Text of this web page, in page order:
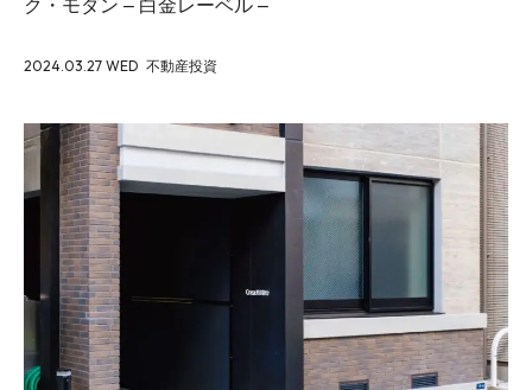
2024.03.27 WED 不動産投資